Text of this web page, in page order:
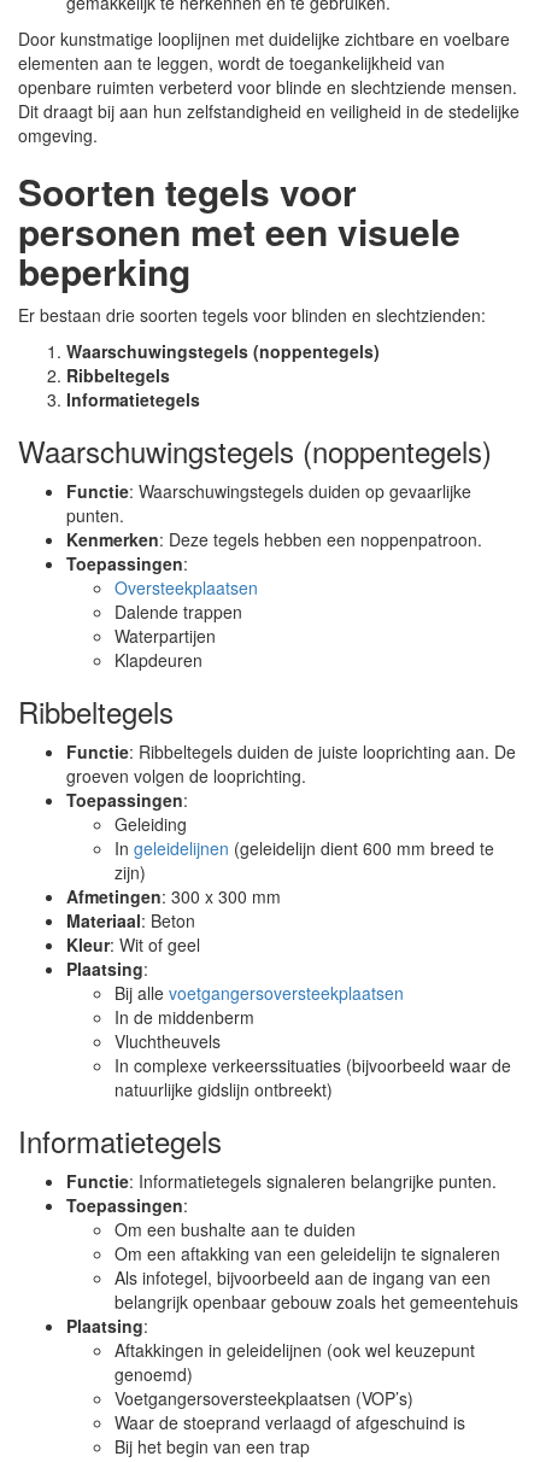
Door kunstmatige looplijnen met duidelijke zichtbare en voelbare
elementen aan te leggen, wordt de toegankelijkheid van
openbare ruimten verbeterd voor blinde en slechtziende mensen.
Dit draagt bij aan hun zelfstandigheid en veiligheid in de stedelijke
omgeving.
Soorten tegels voor
personen met een visuele
beperking
Er bestaan drie soorten tegels voor blinden en slechtzienden:
Waarschuwingstegels (noppentegels)
Ribbeltegels
Informatietegels
Waarschuwingstegels (noppentegels)
Functie: Waarschuwingstegels duiden op gevaarlijke
punten.
Kenmerken: Deze tegels hebben een noppenpatroon.
Toepassingen:
Oversteekplaatsen
Dalende trappen
Waterpartijen
Klapdeuren
Ribbeltegels
Functie: Ribbeltegels duiden de juiste looprichting aan. De
groeven volgen de looprichting.
Toepassingen:
Geleiding
In geleidelijnen (geleidelijn dient 600 mm breed te
zijn)
Afmetingen: 300 x 300 mm
Materiaal: Beton
Kleur: Wit of geel
Plaatsing:
Bij alle voetgangersoversteekplaatsen
In de middenberm
Vluchtheuvels
In complexe verkeerssituaties (bijvoorbeeld waar de
natuurlijke gidslijn ontbreekt)
Informatietegels
Functie: Informatietegels signaleren belangrijke punten.
Toepassingen:
Om een bushalte aan te duiden
Om een aftakking van een geleidelijn te signaleren
Als infotegel, bijvoorbeeld aan de ingang van een
belangrijk openbaar gebouw zoals het gemeentehuis
Plaatsing:
Aftakkingen in geleidelijnen (ook wel keuzepunt
genoemd)
Voetgangersoversteekplaatsen (VOP’s)
Waar de stoeprand verlaagd of afgeschuind is
Bij het begin van een trap